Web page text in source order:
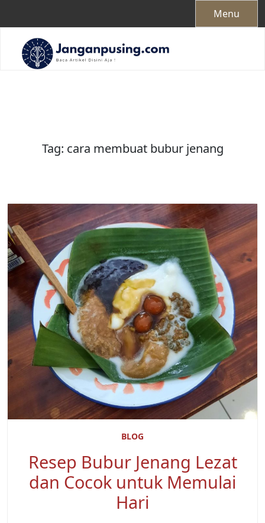
content
Menu
Tag: cara membuat bubur jenang
BLOG
Resep Bubur Jenang Lezat
dan Cocok untuk Memulai
Hari